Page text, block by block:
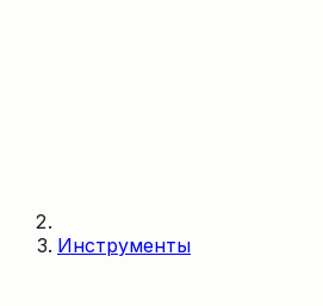
Инструменты